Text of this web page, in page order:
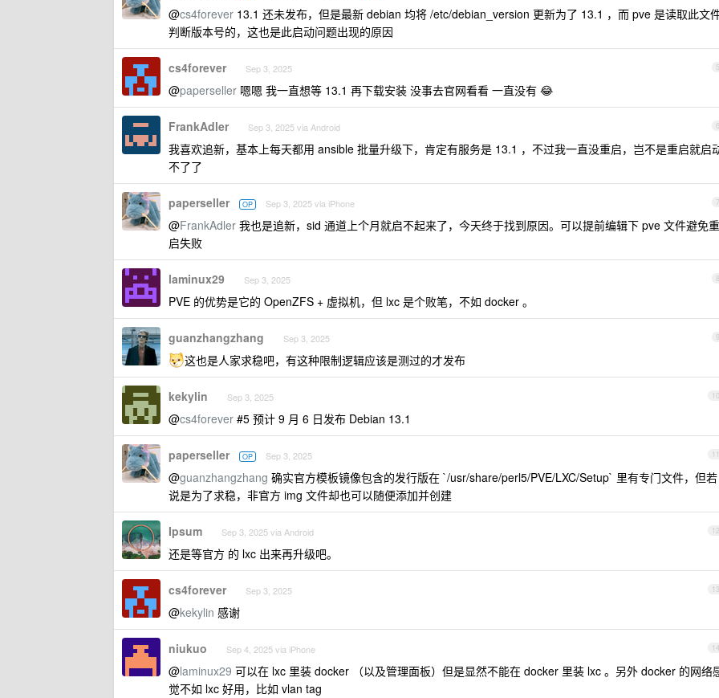
@cs4forever 13.1 还未发布，但是最新 debian 均将 /etc/debian_version 更新为了 13.1 ，而 pve 是读取此文
判断版本号的，这也是此启动问题出现的原因
5
cs4forever Sep 3, 2025
@paperseller 嗯嗯 我一直想等 13.1 再下载安装 没事去官网看看 一直没有 😂
6
FrankAdler Sep 3, 2025 via Android
我喜欢追新，基本上每天都用 ansible 批量升级下，肯定有服务是 13.1 ，不过我一直没重启，岂不是重启就启
不了了
7
paperseller OP Sep 3, 2025 via iPhone
@FrankAdler 我也是追新，sid 通道上个月就启不起来了，今天终于找到原因。可以提前编辑下 pve 文件避免重
启失败
8
laminux29 Sep 3, 2025
PVE 的优势是它的 OpenZFS + 虚拟机，但 lxc 是个败笔，不如 docker 。
9
guanzhangzhang Sep 3, 2025
这也是人家求稳吧，有这种限制逻辑应该是测过的才发布
10
kekylin Sep 3, 2025
@cs4forever #5 预计 9 月 6 日发布 Debian 13.1
11
paperseller OP Sep 3, 2025
@guanzhangzhang 确实官方模板镜像包含的发行版在 `/usr/share/perl5/PVE/LXC/Setup` 里有专门文件，但若
说是为了求稳，非官方 img 文件却也可以随便添加并创建
12
Ipsum Sep 3, 2025 via Android
还是等官方 的 lxc 出来再升级吧。
13
cs4forever Sep 3, 2025
@kekylin 感谢
14
niukuo Sep 4, 2025 via iPhone
@laminux29 可以在 lxc 里装 docker （以及管理面板）但是显然不能在 docker 里装 lxc 。另外 docker 的网络
觉不如 lxc 好用，比如 vlan tag